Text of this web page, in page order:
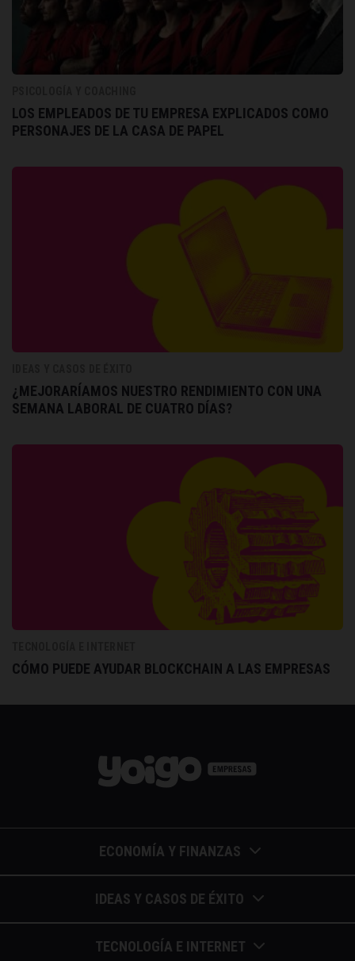
LOS EMPLEADOS DE TU EMPRESA EXPLICADOS COMO
PERSONAJES DE LA CASA DE PAPEL
¿MEJORARÍAMOS NUESTRO RENDIMIENTO CON UNA
SEMANA LABORAL DE CUATRO DÍAS?
CÓMO PUEDE AYUDAR BLOCKCHAIN A LAS EMPRESAS
ECONOMÍA Y FINANZAS
Barómetros de sueldos
Economía colaborativa
IDEAS Y CASOS DE ÉXITO
Calendario de eventosTECNOLOGÍA E INTERNET